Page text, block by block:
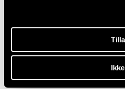
Tirsdag 9. desember 2025